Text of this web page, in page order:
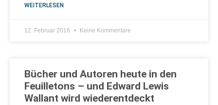
WEITERLESEN
12. Februar 2016 Keine Kommentare
Bücher und Autoren heute in den
Feuilletons – und Edward Lewis
Wallant wird wiederentdeckt